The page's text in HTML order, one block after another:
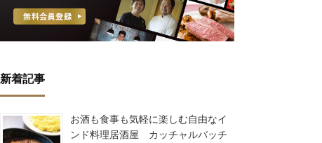
新着記事
お酒も食事も気軽に楽しむ自由なイ
ンド料理居酒屋 カッチャルバッチ